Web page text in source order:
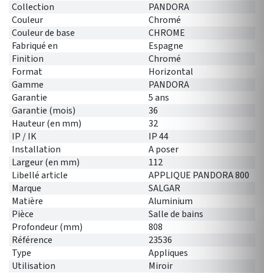
Collection
PANDORA
Couleur
Chromé
Couleur de base
CHROME
Fabriqué en
Espagne
Finition
Chromé
Format
Horizontal
Gamme
PANDORA
Garantie
5 ans
Garantie (mois)
36
Hauteur (en mm)
32
IP / IK
IP 44
Installation
A poser
Largeur (en mm)
112
Libellé article
APPLIQUE PANDORA 800
Marque
SALGAR
Matière
Aluminium
Pièce
Salle de bains
Profondeur (mm)
808
Référence
23536
Type
Appliques
Utilisation
Miroir